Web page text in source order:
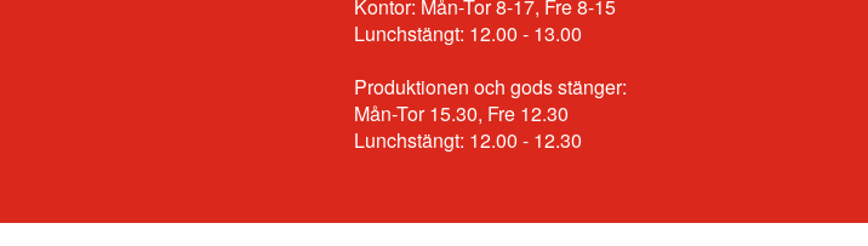
Kontor: Mån-Tor 8-17, Fre 8-15
Lunchstängt: 12.00 - 13.00
Produktionen och gods stänger:
Mån-Tor 15.30, Fre 12.30
Lunchstängt: 12.00 - 12.30